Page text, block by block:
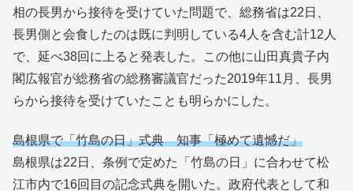
相の長男から接待を受けていた問題で、総務省は22日、
長男側と会食したのは既に判明している4人を含む計12人
で、延べ38回に上ると発表した。この他に山田真貴子内
閣広報官が総務省の総務審議官だった2019年11月、長男
らから接待を受けていたことも明らかにした。
島根県で「竹島の日」式典 知事「極めて遺憾だ」
島根県は22日、条例で定めた「竹島の日」に合わせて松
江市内で16回目の記念式典を開いた。政府代表として和